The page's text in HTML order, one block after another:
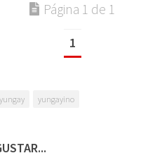
Página 1 de 1
1
yungay yungayino